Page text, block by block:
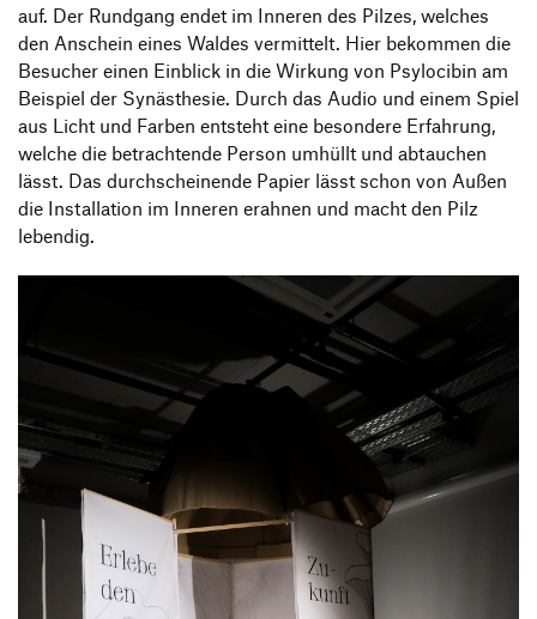
auf. Der Rundgang endet im Inneren des Pilzes, welches
den Anschein eines Waldes vermittelt. Hier bekommen die
Besucher einen Einblick in die Wirkung von Psylocibin am
Beispiel der Synästhesie. Durch das Audio und einem Spiel
aus Licht und Farben entsteht eine besondere Erfahrung,
welche die betrachtende Person umhüllt und abtauchen
lässt. Das durchscheinende Papier lässt schon von Außen
die Installation im Inneren erahnen und macht den Pilz
lebendig.